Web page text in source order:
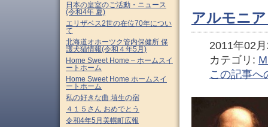
アルモニ
2011年02
カテゴリ:
この記事へ
日本の皇室のご活動・ニュース
(令和4年 夏)
エリザベス2世の在位70年につい
て
北海道オホーツク管内保健所 保
護犬猫情報(令和４年5月)
Home Sweet Home – ホームスイ
ートホーム
Home Sweet Home ホームスイ
ートホーム
私の好きな曲 埴生の宿
４１５さん おめでとう
令和4年5月美幌町広報